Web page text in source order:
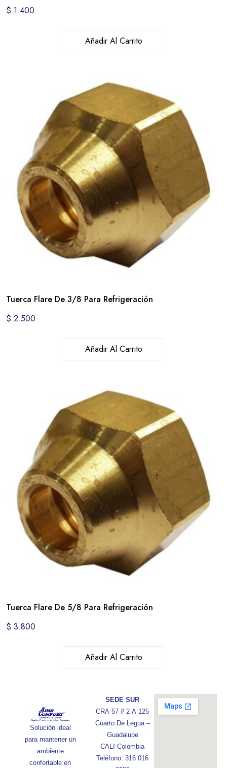
$ 1.400
Añadir Al Carrito
Tuerca Flare De 3/8 Para Refrigeración
$ 2.500
Añadir Al Carrito
Tuerca Flare De 5/8 Para Refrigeración
$ 3.800
Añadir Al Carrito
Solución ideal
para mantener un
ambiente
confortable en
SEDE SUR
CRA 57 # 2 A 125
Cuarto De Legua –
Guadalupe
CALI Colombia
Teléfono: 316 016